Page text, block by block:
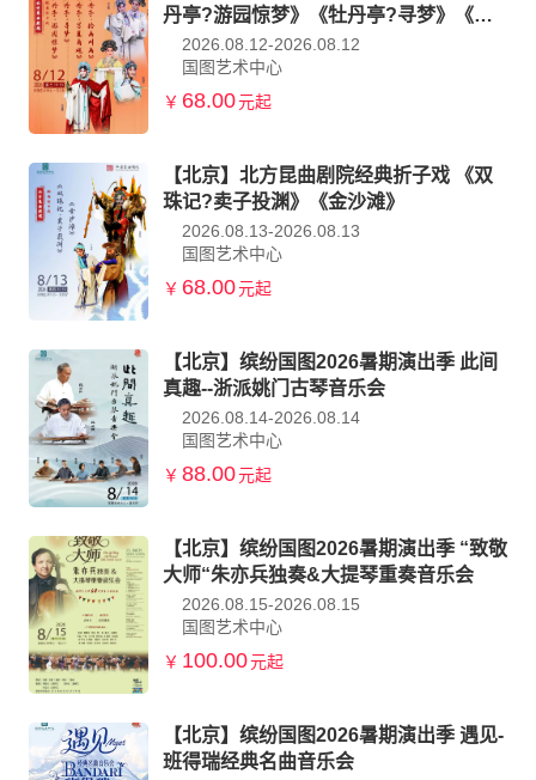
丹亭?游园惊梦》《牡丹亭?寻梦》《牡
丹亭?写真离魂》《牡丹亭?拾画叫画》
2026.08.12-2026.08.12
国图艺术中心
￥ 68.00元起
【北京】北方昆曲剧院经典折子戏 《双
珠记?卖子投渊》《金沙滩》
2026.08.13-2026.08.13
国图艺术中心
￥ 68.00元起
【北京】缤纷国图2026暑期演出季 此间
真趣--浙派姚门古琴音乐会
2026.08.14-2026.08.14
国图艺术中心
￥ 88.00元起
【北京】缤纷国图2026暑期演出季 “致敬
大师“朱亦兵独奏&大提琴重奏音乐会
2026.08.15-2026.08.15
国图艺术中心
￥ 100.00元起
【北京】缤纷国图2026暑期演出季 遇见-
班得瑞经典名曲音乐会